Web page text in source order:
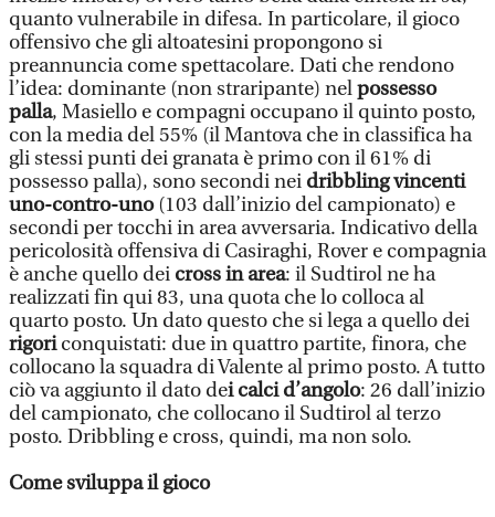
quanto vulnerabile in difesa. In particolare, il gioco
offensivo che gli altoatesini propongono si
preannuncia come spettacolare. Dati che rendono
l’idea: dominante (non straripante) nelpossesso
palla, Masiello e compagni occupano il quinto posto,
con la media del 55% (il Mantova che in classifica ha
gli stessi punti dei granata è primo con il 61% di
possesso palla), sono secondi nei dribbling vincenti
uno-contro-uno(103 dall’inizio del campionato) e
secondi per tocchi in area avversaria. Indicativo della
pericolosità offensiva di Casiraghi, Rover e compagnia
è anche quello dei cross in area: il Sudtirol ne ha
realizzati fin qui 83, una quota che lo colloca al
quarto posto. Un dato questo che si lega a quello dei
rigoriconquistati: due in quattro partite, finora, che
collocano la squadra di Valente al primo posto. A tutto
ciò va aggiunto il dato dei calci d’angolo: 26 dall’inizio
del campionato, che collocano il Sudtirol al terzo
posto. Dribbling e cross, quindi, ma non solo.
Come sviluppa il gioco